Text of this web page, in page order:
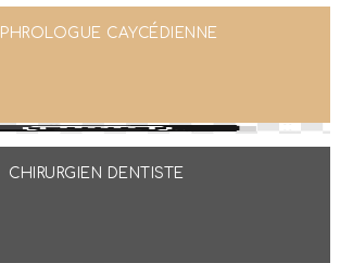
CAYCÉDIENNE
CHIRURGIEN DENTISTE